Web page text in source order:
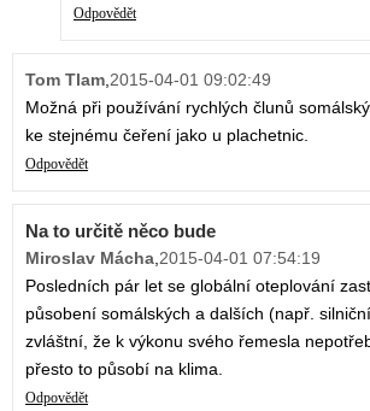
Odpovědět
Tom Tlam 2015-04-01 09:02:49
Možná při používání rychlých člunů
ke stejnému čeření jako u plachetnic.
Odpovědět
Na to určitě něco bude
Miroslav Mácha 2015-04-01 07:54:19
Posledních pár let se globální oteplování
působení somálských a dalších (např.
zvláštní, že k výkonu svého řemesla
přesto to působí na klima.
Odpovědět